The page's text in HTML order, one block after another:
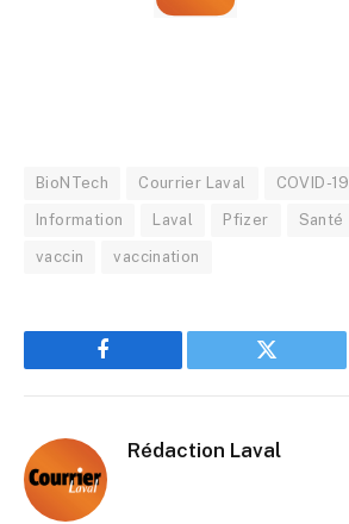
BioNTech Courrier Laval COVID-19
Information Laval Pfizer Santé
vaccin vaccination
Facebook Twitter
Rédaction Laval